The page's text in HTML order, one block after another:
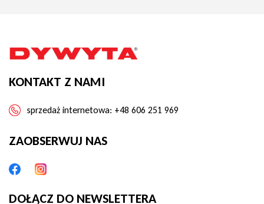
KONTAKT Z NAMI
sprzedaż internetowa: +48 606 251 969
ZAOBSERWUJ NAS
DOŁĄCZ DO NEWSLETTERA